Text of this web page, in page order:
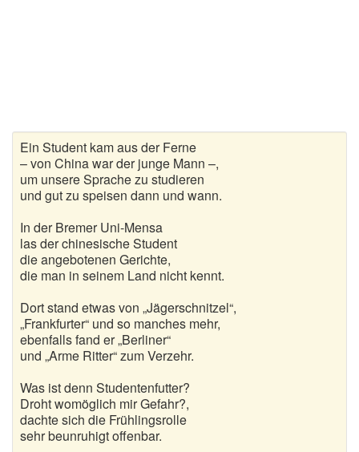
Hochzeitsgedichte
Kindergedichte
Kurze Gedichte
Liebesgedichte
Muttertagsgedichte
Neujahrsgedichte
Nikolausgedichte
Ostergedichte
Ein Student kam aus der Ferne
– von China war der junge Mann –,
um unsere Sprache zu studieren
und gut zu speisen dann und wann.
In der Bremer Uni-Mensa
las der chinesische Student
die angebotenen Gerichte,
die man in seinem Land nicht kennt.
Dort stand etwas von „Jägerschnitzel“,
„Frankfurter“ und so manches mehr,
ebenfalls fand er „Berliner“
und „Arme Ritter“ zum Verzehr.
Was ist denn Studentenfutter?
Droht womöglich mir Gefahr?,
dachte sich die Frühlingsrolle
sehr beunruhigt offenbar.